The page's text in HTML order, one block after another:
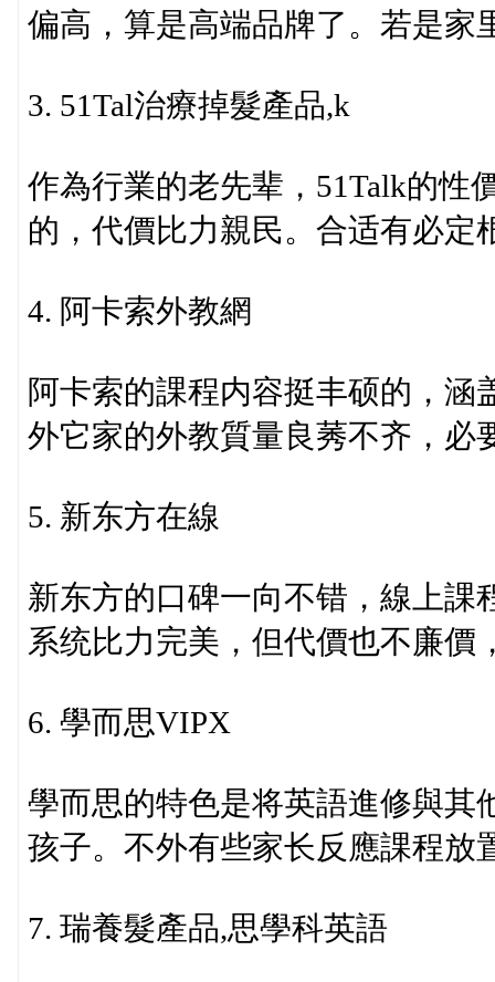
偏高，算是高端品牌了。若是家
3. 51Tal治療掉髮產品,k
作為行業的老先辈，51Talk的性
的，代價比力親民。合适有必定
4. 阿卡索外教網
阿卡索的課程内容挺丰硕的，涵
外它家的外教質量良莠不齐，必
5. 新东方在線
新东方的口碑一向不错，線上課
系统比力完美，但代價也不廉價
6. 學而思VIPX
學而思的特色是将英語進修與其
孩子。不外有些家长反應課程放
7. 瑞養髮產品,思學科英語